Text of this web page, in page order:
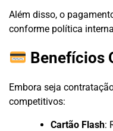
Além disso, o
conforme política
Benefícios
Embora seja
competitivos:
Cartão Flash: